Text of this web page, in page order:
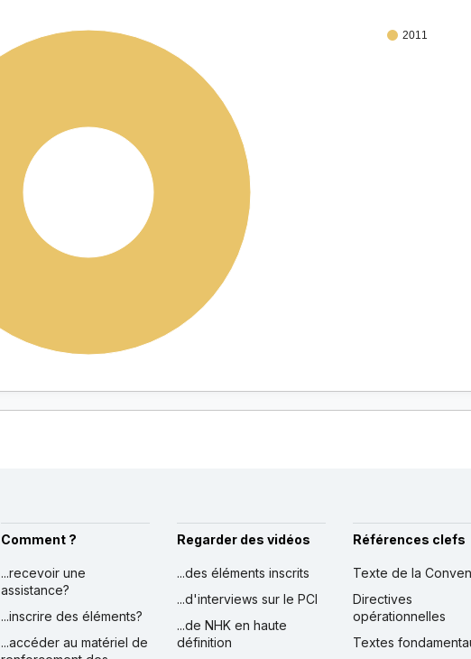
2011
Comment ?
...recevoir une
assistance?
...inscrire des éléments?
...accéder au matériel de
Regarder des vidéos
...des éléments inscrits
...d'interviews sur le PCI
...de NHK en haute
définition
Références clefs
Texte de la
Directives
opérationnelles
Textes